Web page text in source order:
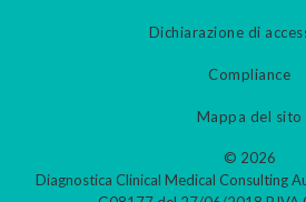
Dichiarazione di
Compliance
Mappa del sito
© 2026
Diagnostica Clinical Medical Consulting